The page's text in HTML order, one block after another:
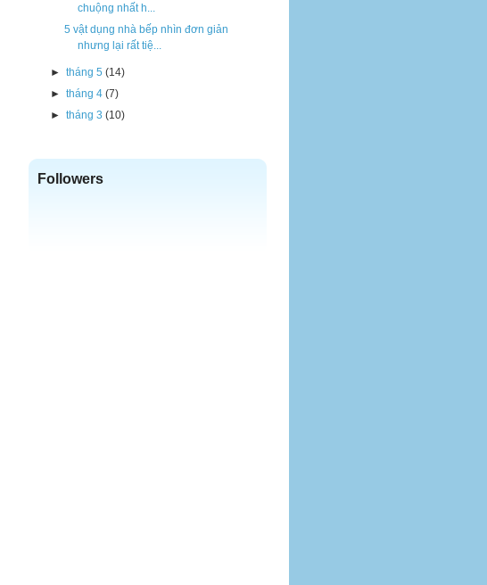
chuộng nhất h...
5 vật dụng nhà bếp nhìn đơn giản
nhưng lại rất tiệ...
►tháng 5 (14)
►tháng 4 (7)
►tháng 3 (10)
Followers